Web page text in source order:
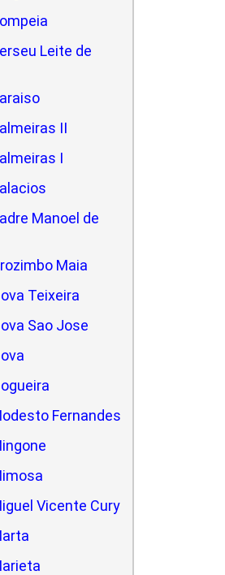
Leite de
II
I
Manoel de
Maia
Teixeira
Sao Jose
Fernandes
Vicente Cury